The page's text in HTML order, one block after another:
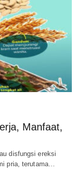
Manfaat,
disfungsi ereksi
pria, terutama…